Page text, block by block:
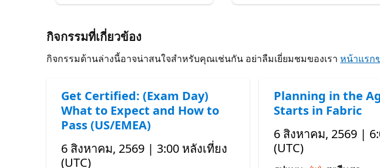
กิจกรรมที่เกี่ยวข้อง
กิจกรรมด้านล่างนี้อาจน่าสนใจสําหรับคุณเช่นกัน อย่าลืมเยี่ยมชมของเราหน้าแรก
Get Certified: (Exam Day)
What to Expect and How to
Pass (US/EMEA)
6 สิงหาคม, 2569 | 3:00 หลังเที่ยง
(UTC)
Planning in the
Starts in Fabric
6 สิงหาคม, 2569 |
(UTC)